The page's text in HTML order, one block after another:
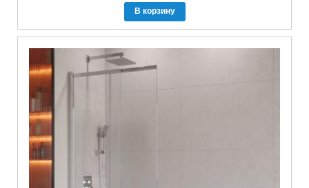
В корзину